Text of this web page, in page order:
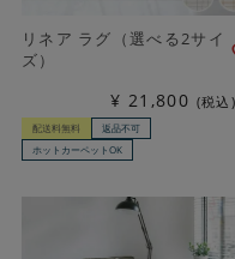
リネア ラグ（選べる2サイ
ズ）
¥ 21,800 税込
配送料無料
返品不可
ホットカーペットOK